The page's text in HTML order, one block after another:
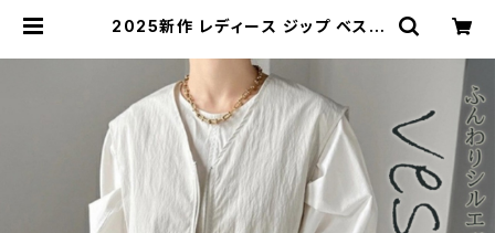
2025新作 レディース ジップ ベスト
ー ジレ おしゃれ | Kinshuu